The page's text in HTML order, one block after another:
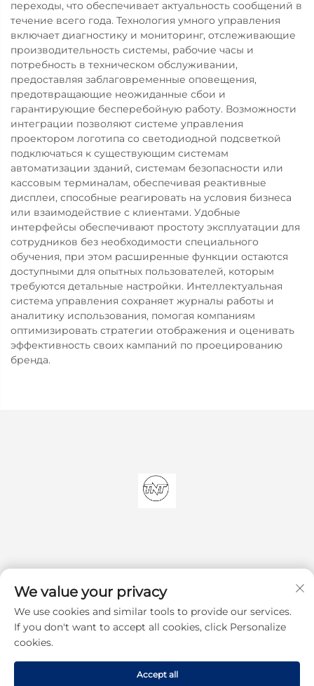
переходы, что обеспечивает актуальность сообщений в
течение всего года. Технология умного управления
включает диагностику и мониторинг, отслеживающие
производительность системы, рабочие часы и
потребность в техническом обслуживании,
предоставляя заблаговременные оповещения,
предотвращающие неожиданные сбои и
гарантирующие бесперебойную работу. Возможности
интеграции позволяют системе управления
проектором логотипа со светодиодной подсветкой
подключаться к существующим системам
автоматизации зданий, системам безопасности или
кассовым терминалам, обеспечивая реактивные
дисплеи, способные реагировать на условия бизнеса
или взаимодействие с клиентами. Удобные
интерфейсы обеспечивают простоту эксплуатации для
сотрудников без необходимости специального
обучения, при этом расширенные функции остаются
доступными для опытных пользователей, которым
требуются детальные настройки. Интеллектуальная
система управления сохраняет журналы работы и
аналитику использования, помогая компаниям
оптимизировать стратегии отображения и оценивать
эффективность своих кампаний по проецированию
бренда.
Подписаться
© 2025, Shenzhen TNT Technology Co., Ltd. Все права защищены
We value your privacy
We use cookies and similar tools to provide our services.
If you don't want to accept all cookies, click Personalize
cookies.
Accept all